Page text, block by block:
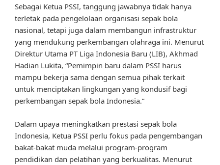
Sebagai Ketua PSSI, tanggung jawabnya tidak hanya
terletak pada pengelolaan organisasi sepak bola
nasional, tetapi juga dalam membangun infrastruktur
yang mendukung perkembangan olahraga ini. Menurut
Direktur Utama PT Liga Indonesia Baru (LIB), Akhmad
Hadian Lukita, “Pemimpin baru dalam PSSI harus
mampu bekerja sama dengan semua pihak terkait
untuk menciptakan lingkungan yang kondusif bagi
perkembangan sepak bola Indonesia.”
Dalam upaya meningkatkan prestasi sepak bola
Indonesia, Ketua PSSI perlu fokus pada pengembangan
bakat-bakat muda melalui program-program
pendidikan dan pelatihan yang berkualitas. Menurut